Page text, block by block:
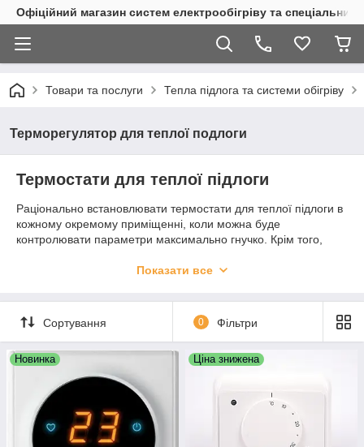
Офіційний магазин систем електрообігріву та спеціальних
Товари та послуги Тепла підлога та системи обігріву
Терморегулятор для теплої подлоги
Термостати для теплої підлоги
Раціонально встановлювати термостати для теплої підлоги в
кожному окремому приміщенні, коли можна буде
контролювати параметри максимально гнучко. Крім того,
там де необхідно, знижувати її до мінімуму, істотно знизити
теплої підлоги, які допоможуть вирішити всі ці завдання,
зон опалення є найбільш ефективним для систем обігріву.
Показати все
Сортування 0 Фільтри
Новинка Ціна знижена